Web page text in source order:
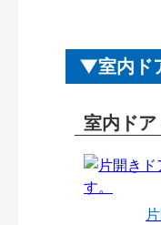
室内ド
室内ド